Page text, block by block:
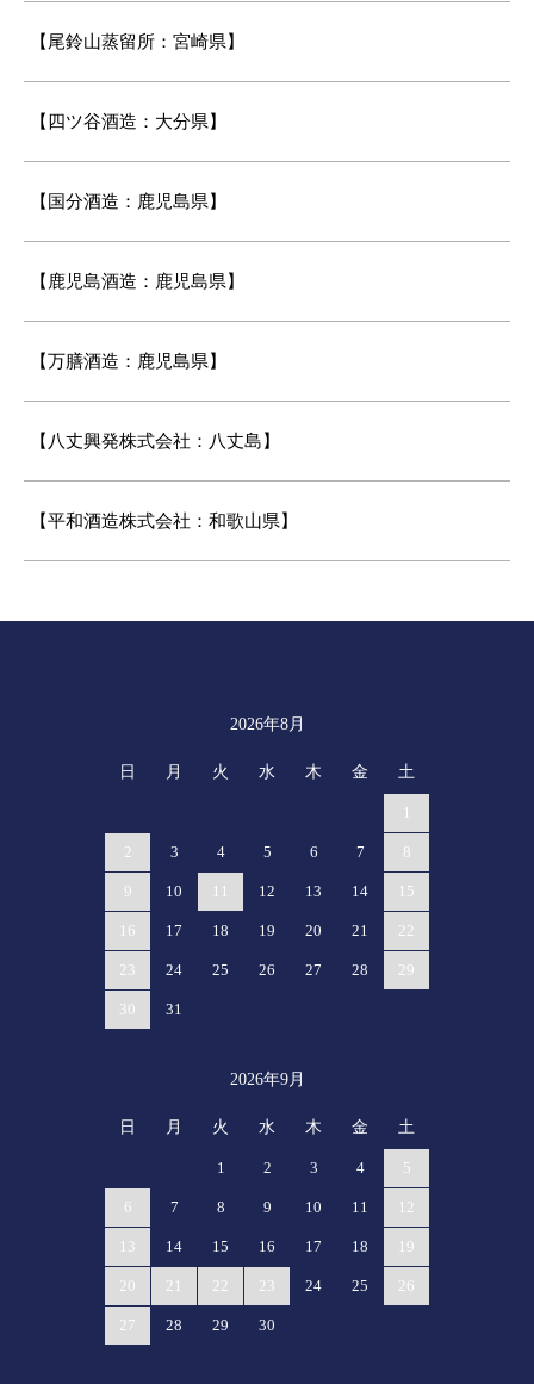
【尾鈴山蒸留所：宮崎県】
【四ツ谷酒造：大分県】
【国分酒造：鹿児島県】
【鹿児島酒造：鹿児島県】
【万膳酒造：鹿児島県】
【八丈興発株式会社：八丈島】
【平和酒造株式会社：和歌山県】
2026年8月
日 月 火 水 木 金 土
1
2 3 4 5 6 7 8
9 10 11 12 13 14 15
16 17 18 19 20 21 22
23 24 25 26 27 28 29
30 31
2026年9月
日 月 火 水 木 金 土
1 2 3 4 5
6 7 8 9 10 11 12
13 14 15 16 17 18 19
20 21 22 23 24 25 26
27 28 29 30